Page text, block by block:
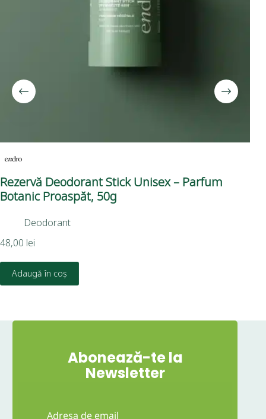
Rezervă Deodorant Stick Unisex – Parfum
Botanic Proaspăt, 50g
Deodorant
48,00 lei
Adaugă în coș
Abonează-te la
Newsletter